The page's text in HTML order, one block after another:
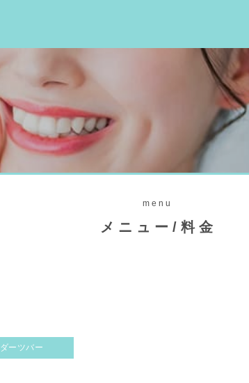
menu
メニュー/料金
ダーツバー